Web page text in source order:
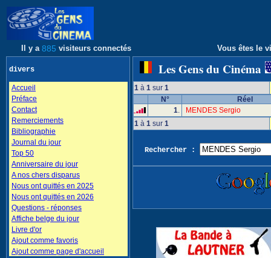
Il y a 885 visiteurs connectés Vous êtes le
divers
Accueil
Préface
Contact
Remerciements
Bibliographie
Journal du jour
Top 50
Anniversaire du jour
A nos chers disparus
Nous ont quittés en 2025
Nous ont quittés en 2026
Questions - réponses
Affiche belge du jour
Livre d'or
Ajout comme favoris
Ajout comme page d'accueil
Les Gens du Cinéma
1 à 1 sur 1
N°
Réel
1.
MENDES Sergio
1 à 1 sur 1
Rechercher :